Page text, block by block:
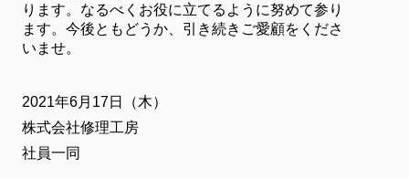
ります。なるべくお役に立てるように努めて参り
ます。今後ともどうか、引き続きご愛顧をくださ
いませ。
2021年6月17日（木）
株式会社修理工房
社員一同